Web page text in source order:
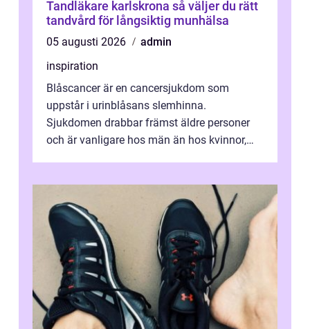
Tandläkare karlskrona så väljer du rätt
tandvård för långsiktig munhälsa
05 augusti 2026
admin
inspiration
Blåscancer är en cancersjukdom som
uppstår i urinblåsans slemhinna.
Sjukdomen drabbar främst äldre personer
och är vanligare hos män än hos kvinnor,